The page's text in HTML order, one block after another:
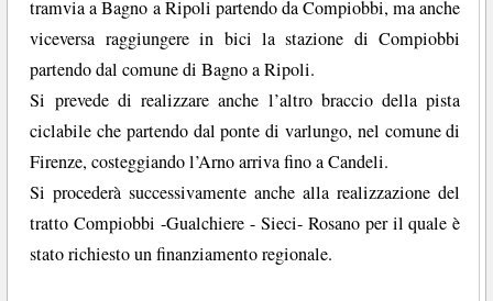
tramvia a Bagno a Ripoli partendo da Compiobbi, ma anche
viceversa raggiungere in bici la stazione di Compiobbi
partendo dal comune di Bagno a Ripoli.
Si prevede di realizzare anche l’altro braccio della pista
ciclabile che partendo dal ponte di varlungo, nel comune di
Firenze, costeggiando l’Arno arriva fino a Candeli.
Si procederà successivamente anche alla realizzazione del
tratto Compiobbi -Gualchiere - Sieci- Rosano per il quale è
stato richiesto un finanziamento regionale.